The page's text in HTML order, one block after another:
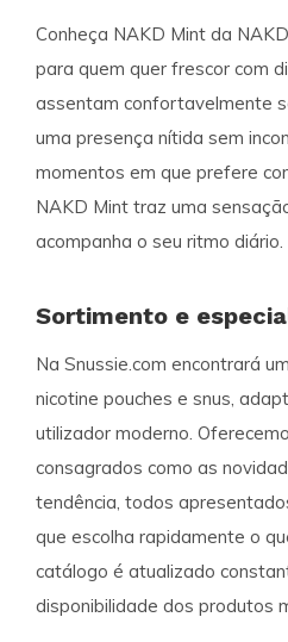
Conheça NAKD Mint da
para quem quer frescor com
assentam confortavelmente
uma presença nítida sem
momentos em que prefere
NAKD Mint traz uma
acompanha o seu ritmo diário.
Sortimento e
Na Snussie.com encontrará
nicotine pouches e snus,
utilizador moderno.
consagrados como as
tendência, todos
que escolha rapidamente o
catálogo é atualizado
disponibilidade dos produtos